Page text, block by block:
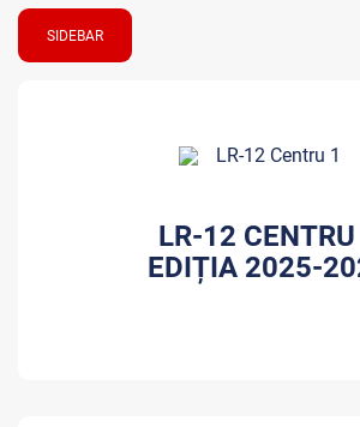
SIDEBAR
LR-12 CENTRU
EDIȚIA 2025-